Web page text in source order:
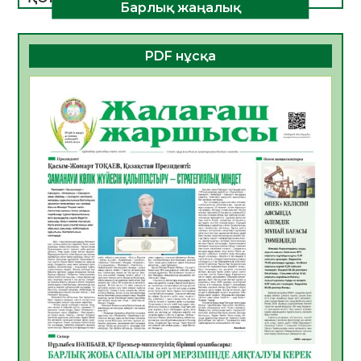
ДАМУЫНЫҢ НЕГІЗІ
06.08.2026
51 0
ҚҰРЫЛТАЙ САЙЛАУЫ – БОЛАШАҚҚА
БАСТАР ЖАУАПТЫ ТАҢДАУ
06.08.2026
Инфекциялық ауруларға қарсы иммундау
жұмыстарының тиімділігі
06.08.2026
55
Көкжөтел ауруы туралы
06.08.2026
53
АПВ вакцинасы туралы мәлімет
06.08.2026
52
Open Air: Қызылорда облысы полиция
департаменті 20 мыңнан астам
көрерменнің қауіпсіздігін қамтамасыз етті
Барлық жаңалық
PDF нұсқа